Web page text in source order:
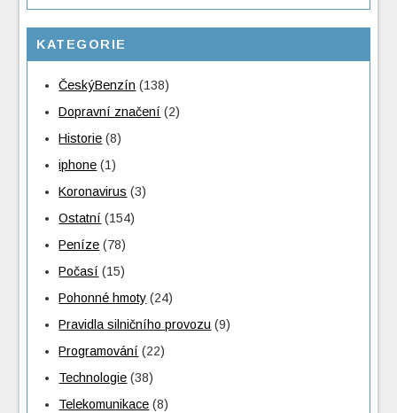
KATEGORIE
ČeskýBenzín (138)
Dopravní značení (2)
Historie (8)
iphone (1)
Koronavirus (3)
Ostatní (154)
Peníze (78)
Počasí (15)
Pohonné hmoty (24)
Pravidla silničního provozu (9)
Programování (22)
Technologie (38)
Telekomunikace (8)